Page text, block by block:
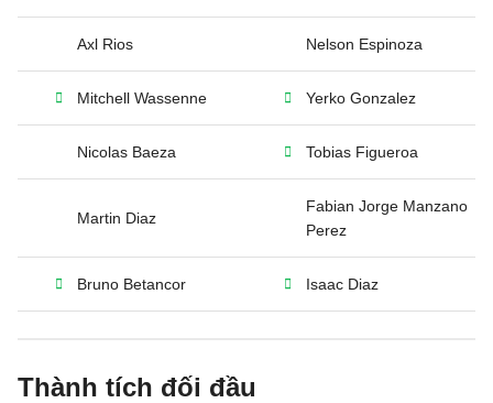
Axl Rios Nelson Espinoza
Mitchell Wassenne Yerko Gonzalez
Nicolas Baeza Tobias Figueroa
Martin Diaz
Fabian Jorge Manzano
Perez
Bruno Betancor Isaac Diaz
Thành tích đối đầu